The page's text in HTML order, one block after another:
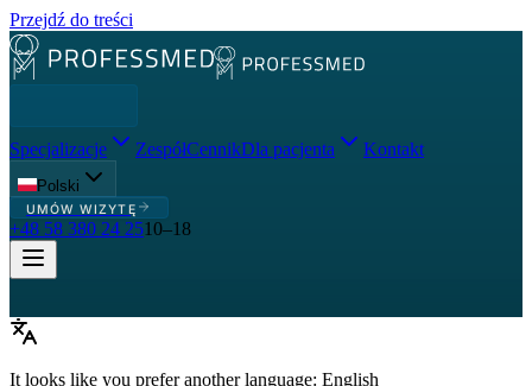
Przejdź do treści
Specjalizacje ZespółCennikDla pacjenta Kontakt
Polski
UMÓW WIZYTĘ
+48 58 380 24 2510–18
It looks like you prefer another language: English